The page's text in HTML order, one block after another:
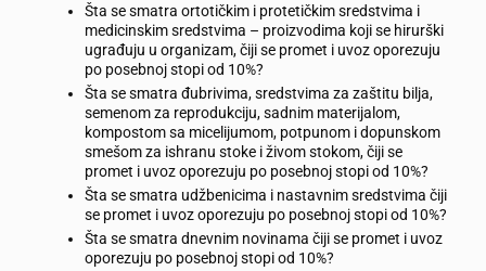
Šta se smatra ortotičkim i protetičkim sredstvima i
medicinskim sredstvima – proizvodima koji se hirurški
ugrađuju u organizam, čiji se promet i uvoz oporezuju
po posebnoj stopi od 10%?
Šta se smatra đubrivima, sredstvima za zaštitu bilja,
semenom za reprodukciju, sadnim materijalom,
kompostom sa micelijumom, potpunom i dopunskom
smešom za ishranu stoke i živom stokom, čiji se
promet i uvoz oporezuju po posebnoj stopi od 10%?
Šta se smatra udžbenicima i nastavnim sredstvima čiji
se promet i uvoz oporezuju po posebnoj stopi od 10%?
Šta se smatra dnevnim novinama čiji se promet i uvoz
oporezuju po posebnoj stopi od 10%?